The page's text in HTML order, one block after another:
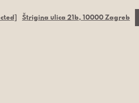
Štrigina ulica 21b, 10000 Zagreb